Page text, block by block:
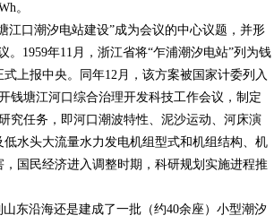
。
口潮汐电站建设”成为会议的中心议题，并形
1959年11月，浙江省将“乍浦潮汐电站”列为钱
上报中央。同年12月，该方案被国家计委列入
钱塘江河口综合治理开发科技工作会议，制定
究任务，即河口潮波特性、泥沙运动、河床演
水头大流量水力发电机组型式和机组结构、机
国民经济进入调整时期，科研规划实施进程推
东沿海还是建成了一批（约40余座）小型潮汐